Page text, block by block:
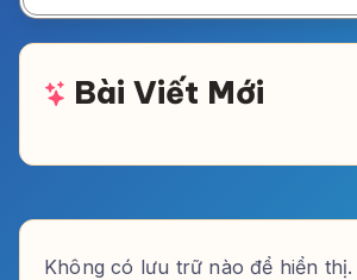
Bài Viết Mới
Không có lưu trữ nào để hiển thị.